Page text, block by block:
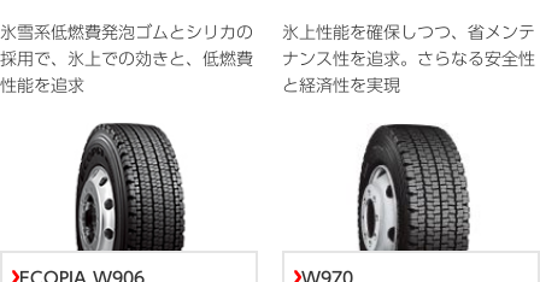
氷雪系低燃費発泡ゴムとシリカの
採用で、氷上での効きと、低燃費
性能を追求
氷上性能を確保しつつ、省メンテ
ナンス性を追求。さらなる安全性
と経済性を実現